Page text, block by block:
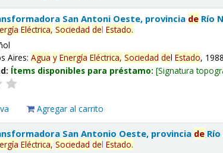
San Antoni Oeste, provincia de Río
Eléctrica, Sociedad delEstado.
Aires:Agua y Energía Eléctrica, Sociedad delEstado, 1988
Ítems disponibles para préstamo: Signatura
Agregar al carrito
San Antonio Oeste, provincia de
Eléctrica, Sociedad delEstado.